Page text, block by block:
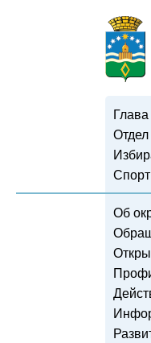
Глава
Спорт
Об